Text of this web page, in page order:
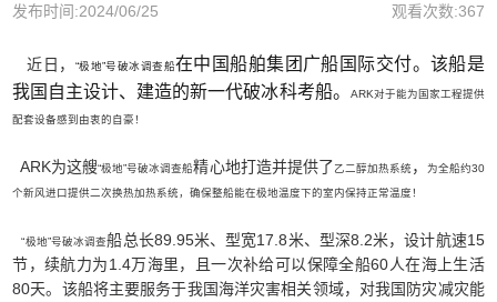
发布时间:2024/06/25 观看次数:367
近日， “极地”号破冰调查船在中国船舶集团广船国际交付。 该船是
我国自主设计、建造的新一代破冰科考船。
ARK对于能为国家工程提供
配套设备感到由衷的自豪！
ARK为这艘“极地”号破冰调查船精心地打造并提供了乙二醇加热系统 ，
为全船约30
个新风进口提供二次换热加热系统，确保整船能在极地温度下的室内保持正常温度！
“极地”号破冰调查船总长89.95米、型宽17.8米、型深8.2米，设计航速15
节，续航力为1.4万海里，且一次补给可以保障全船60人在海上生活
80天。该船将主要服务于我国海洋灾害相关领域，对我国防灾减灾能